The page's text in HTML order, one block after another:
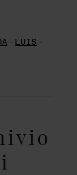
- LUIS -